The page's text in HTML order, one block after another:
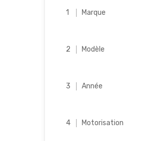
Marque
Modèle
Année
Motorisation